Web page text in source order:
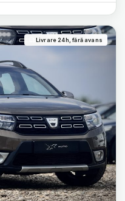
Livrare 24h, fără avans